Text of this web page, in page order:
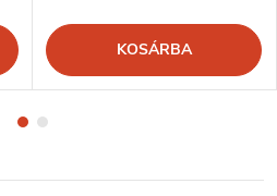
KOSÁRBA